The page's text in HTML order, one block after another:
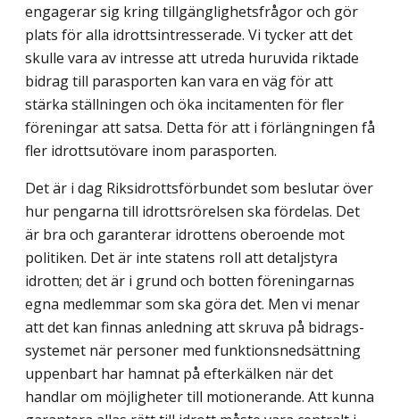
engagerar sig kring tillgänglighetsfrågor och gör
plats för alla idrotts­intresserade. Vi tycker att det
skulle vara av intresse att utreda huruvida riktade
bidrag till parasporten kan vara en väg för att
stärka ställningen och öka incitamenten för fler
föreningar att satsa. Detta för att i förlängningen få
fler idrottsutövare inom parasporten.
Det är i dag Riksidrottsförbundet som beslutar över
hur pengarna till idrottsrörelsen ska fördelas. Det
är bra och garanterar idrottens oberoende mot
politiken. Det är inte statens roll att detaljstyra
idrotten; det är i grund och botten föreningarnas
egna medlem­mar som ska göra det. Men vi menar
att det kan finnas anledning att skruva på bidrags­
systemet när personer med funktionsnedsättning
uppenbart har hamnat på efterkälken när det
handlar om möjligheter till motionerande. Att kunna